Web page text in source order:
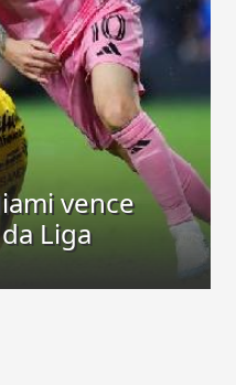
vence
Liga